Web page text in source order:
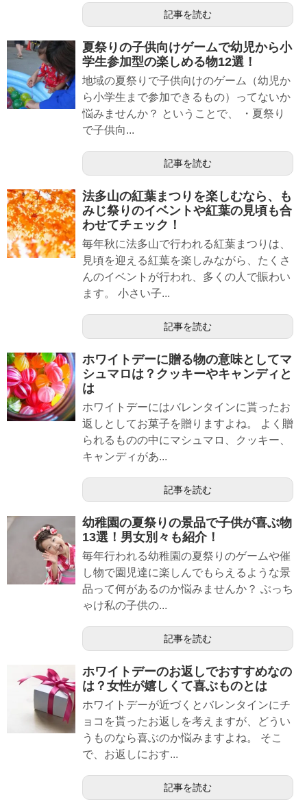
記事を読む
夏祭りの子供向けゲームで幼児から小
学生参加型の楽しめる物12選！
地域の夏祭りで子供向けのゲーム（幼児か
ら小学生まで参加できるもの）ってないか
悩みませんか？ ということで、 ・夏祭り
で子供向...
記事を読む
法多山の紅葉まつりを楽しむなら、も
みじ祭りのイベントや紅葉の見頃も合
わせてチェック！
毎年秋に法多山で行われる紅葉まつりは、
見頃を迎える紅葉を楽しみながら、たくさ
んのイベントが行われ、多くの人で賑わい
ます。 小さい子...
記事を読む
ホワイトデーに贈る物の意味としてマ
シュマロは？クッキーやキャンディと
は
ホワイトデーにはバレンタインに貰ったお
返しとしてお菓子を贈りますよね。 よく贈
られるものの中にマシュマロ、クッキー、
キャンディがあ...
記事を読む
幼稚園の夏祭りの景品で子供が喜ぶ物
13選！男女別々も紹介！
毎年行われる幼稚園の夏祭りのゲームや催
し物で園児達に楽しんでもらえるような景
品って何があるのか悩みませんか？ ぶっち
ゃけ私の子供の...
記事を読む
ホワイトデーのお返しでおすすめなの
は？女性が嬉しくて喜ぶものとは
ホワイトデーが近づくとバレンタインにチ
ョコを貰ったお返しを考えますが、どうい
うものなら喜ぶのか悩みますよね。 そこ
で、お返しにおす...
記事を読む